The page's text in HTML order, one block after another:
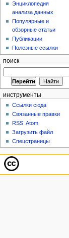
Энциклопедия
анализа данных
Популярные и
обзорные статьи
Публикации
Полезные ссылки
поиск
инструменты
Ссылки сюда
Связанные правки
RSS Atom
Загрузить файл
Спецстраницы